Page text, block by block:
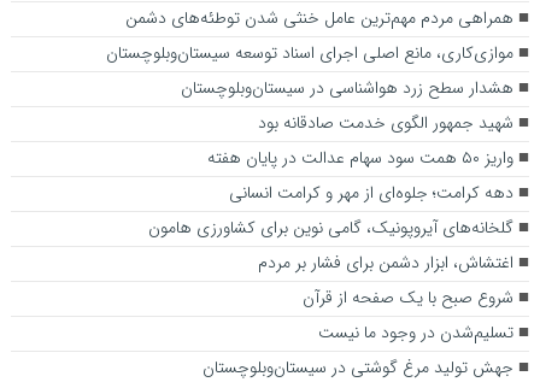
همراهی مردم مهم‌ترین عامل خنثی شدن توطئه‌های دشمن
موازی‌کاری، مانع اصلی اجرای اسناد توسعه سیستان‌وبلوچستان
هشدار سطح زرد هواشناسی در سیستان‌وبلوچستان
شهید جمهور الگوی خدمت صادقانه بود
واریز ۵۰ همت سود سهام عدالت در پایان هفته
دهه کرامت؛ جلوه‌ای از مهر و کرامت انسانی
گلخانه‌های آیروپونیک، گامی نوین برای کشاورزی هامون
اغتشاش، ابزار دشمن برای فشار بر مردم
شروع صبح با یک صفحه از قرآن
تسلیم‌شدن در وجود ما نیست
جهش تولید مرغ گوشتی در سیستان‌وبلوچستان